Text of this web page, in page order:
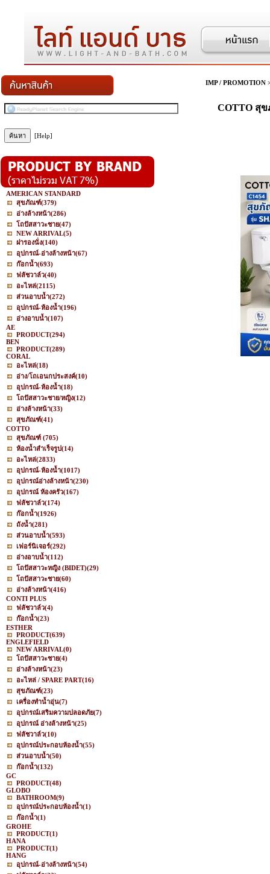
[Help]
AMERICAN STANDARD
สุขภัณฑ์(379)
อ่างล้างหน้า(286)
โถปัสสาวะชาย(47)
NEW ARRIVAL(5)
ฝารองนั่ง(140)
อุปกรณ์-อ่างล้างหน้า(67)
ก๊อกน้ำ(693)
ฟลัชวาล์ว(40)
อะไหล่(2115)
ส่วนอาบน้ำ(272)
อุปกรณ์-ห้องน้ำ(196)
อ่างอาบน้ำ(107)
AE
PRODUCT(294)
BEN
PRODUCT(289)
CORAL
อะไหล่(18)
อ่าง/โถเอนกประสงค์(10)
อุปกรณ์-ห้องน้ำ(18)
โถปัสสาวะชาย/หญิง(12)
อ่างล้างหน้า(33)
สุขภัณฑ์(41)
COTTO
สุขภัณฑ์ (705)
ห้องน้ำสำเร็จรูป(14)
อะไหล่(2833)
อุปกรณ์-ห้องน้ำ(1017)
อุปกรณ์อ่างล้างหน้า(230)
อุปกรณ์ ห้องครัว(167)
ฟลัชวาล์ว(174)
ก๊อกน้ำ(1926)
ถังน้ำ(281)
ส่วนอาบน้ำ(593)
เฟอร์นิเจอร์(292)
อ่างอาบน้ำ(112)
โถปัสสาวะหญิง (BIDET)(29)
โถปัสสาวะชาย(60)
อ่างล้างหน้า(416)
CONTI PLUS
ฟลัชวาล์ว(4)
ก๊อกน้ำ(23)
ESTHER
PRODUCT(639)
ENGLEFIELD
NEW ARRIVAL(0)
โถปัสสาวะชาย(4)
อ่างล้างหน้า(23)
อะไหล่ / SPARE PART(16)
สุขภัณฑ์(23)
เครื่องทำน้ำอุ่น(7)
อุปกรณ์เสริมความปลอดภัย(7)
อุปกรณ์ อ่างล้างหน้า(25)
ฟลัชวาล์ว(10)
อุปกรณ์ประกอบห้องน้ำ(55)
ส่วนอาบน้ำ(50)
ก๊อกน้ำ(132)
GC
PRODUCT(48)
GLOBO
BATHROOM(9)
อุปกรณ์ประกอบห้องน้ำ(1)
ก๊อกน้ำ(1)
GROHE
PRODUCT(1)
HANA
PRODUCT(1)
HANG
อุปกรณ์-อ่างล้างหน้า(54)
IMP / PROMOTION
COTTO สุ